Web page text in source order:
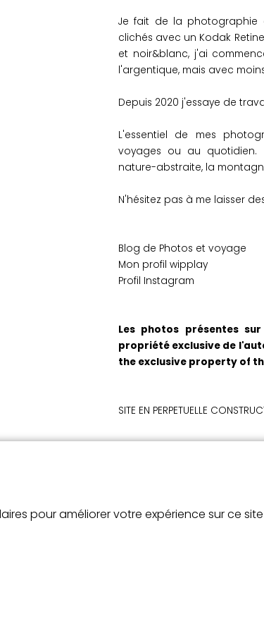
Je fait de la photographie
clichés avec un Kodak
et noir&blanc, j'ai
l'argentique, mais avec
Depuis 2020 j'essaye de
L'essentiel de mes
voyages ou au quotidien.
nature-abstraite, la
N'hésitez pas à me laisser
Blog de Photos et voyage
Mon profil wipplay
Profil Instagram
Les photos présentes
propriété exclusive de
the exclusive property of
SITE EN PERPETUELLE
pour améliorer votre expérience sur ce